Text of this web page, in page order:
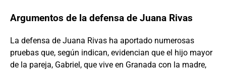
Argumentos de la defensa de Juana Rivas
La defensa de Juana Rivas ha aportado numerosas
pruebas que, según indican, evidencian que el hijo mayor
de la pareja, Gabriel, que vive en Granada con la madre,